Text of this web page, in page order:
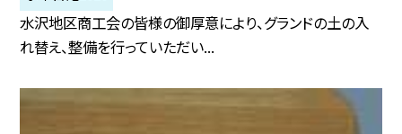
水沢地区商工会の皆様の御厚意により、グランドの土の入
れ替え、整備を行っていただい...